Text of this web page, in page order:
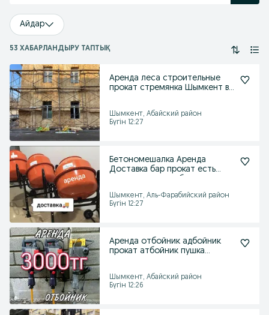
Айдар
53 ХАБАРЛАНДЫРУ ТАПТЫҚ
Аренда леса строительные
прокат стремянка Шымкент в
Шымкент, Абайский район
Бүгін 12:27
Бетономешалка Аренда
Доставка бар прокат есть
Шымкент, Аль-Фарабийский район
Бүгін 12:27
Аренда отбойник адбойник
прокат атбойник пушка
Шымкент, Абайский район
Бүгін 12:26